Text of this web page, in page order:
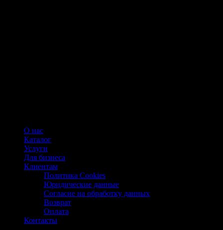
О нас
Каталог
Услуги
Для бизнеса
Клиентам
Политика Cookies
Юридические данные
Согласие на обработку данных
Возврат
Оплата
Контакты